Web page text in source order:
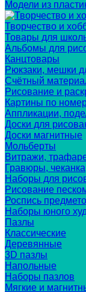
Модели из
Творчество и
Товары для
Альбомы для
Канцтовары
Рюкзаки, мешки
Счётный
Рисование и
Картины по
Аппликации,
Доски для
Доски магнитные
Мольберты
Витражи,
Гравюры, чеканка
Наборы для
Рисование
Роспись
Наборы юного
Пазлы
Классические
Деревянные
3D пазлы
Напольные
Наборы пазлов
Мягкие и